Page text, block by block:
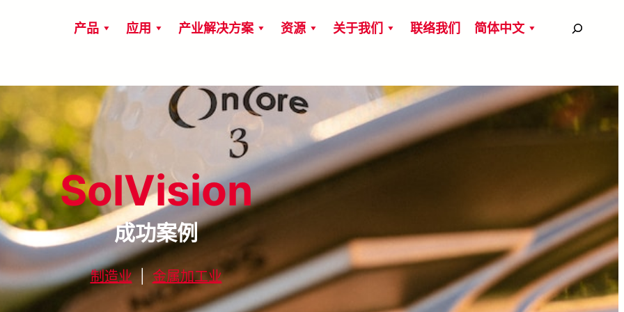
产品 应用 产业解决方案 资源 关于我们 联络我们 简体中文
SolVision
成功案例
制造业 | 金属加工业